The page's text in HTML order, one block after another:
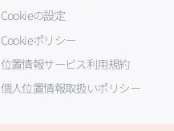
Cookieの設定
Cookieポリシー
位置情報サービス利用規約
個人位置情報取扱いポリシー